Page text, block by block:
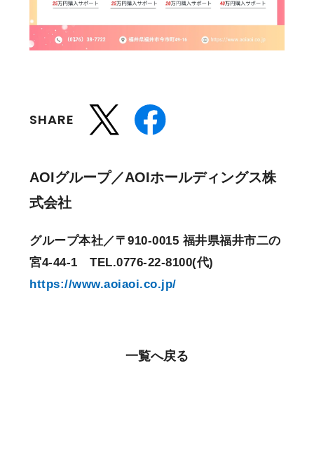
SHARE
AOIグループ／AOIホールディングス株
式会社
グループ本社／〒910-0015 福井県福井市二の
宮4-44-1 TEL.0776-22-8100(代)
https://www.aoiaoi.co.jp/
一覧へ戻る